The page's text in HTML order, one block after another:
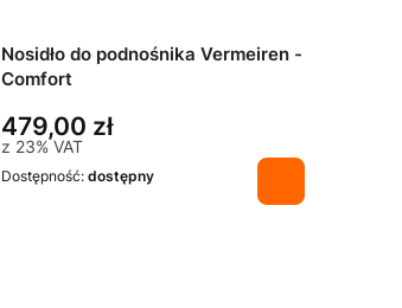
Nosidło do podnośnika Vermeiren -
Comfort
479,00 zł
z 23%VAT
Dostępność: dostępny